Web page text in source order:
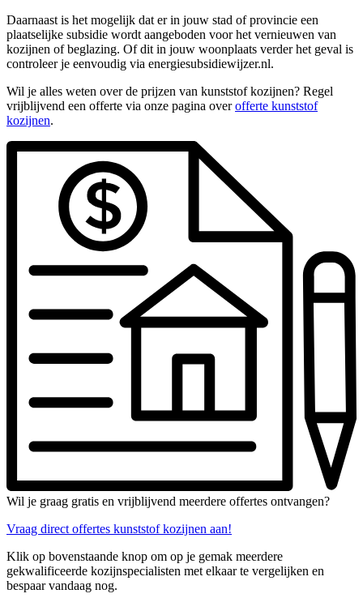
Daarnaast is het mogelijk dat er in jouw stad of provincie een
plaatselijke subsidie wordt aangeboden voor het vernieuwen van
kozijnen of beglazing. Of dit in jouw woonplaats verder het geval is
controleer je eenvoudig via energiesubsidiewijzer.nl.
Wil je alles weten over de prijzen van kunststof kozijnen? Regel
vrijblijvend een offerte via onze pagina overofferte kunststof
kozijnen.
Wil je graag gratis en vrijblijvend meerdere offertes ontvangen?
Vraag direct offertes kunststof kozijnen aan!
Klik op bovenstaande knop om op je gemak meerdere
gekwalificeerde kozijnspecialisten met elkaar te vergelijken en
bespaar vandaag nog.